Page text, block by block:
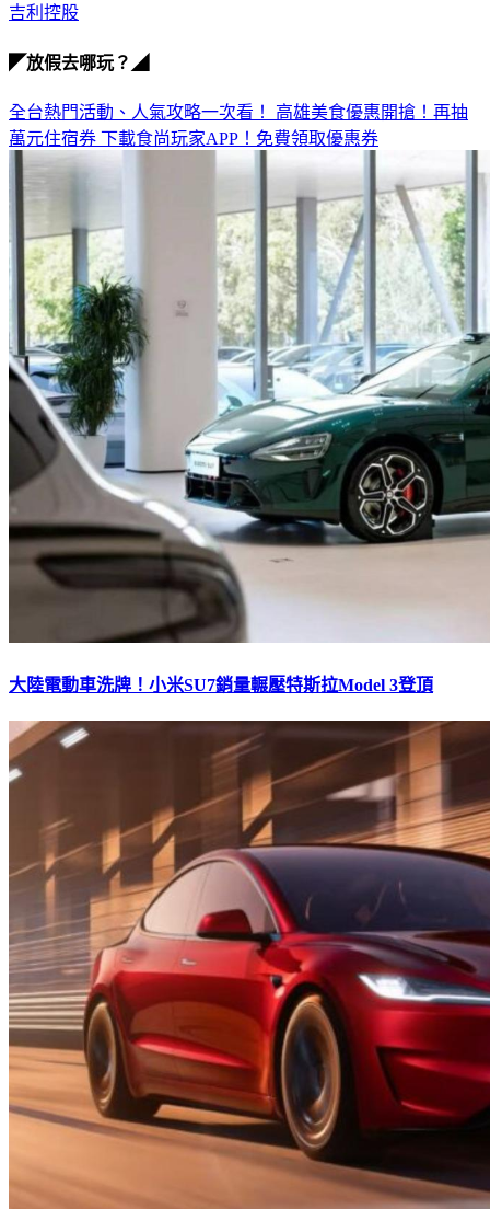
吉利控股
◤放假去哪玩？◢
全台熱門活動、人氣攻略一次看！ 高雄美食優惠開搶！再抽
萬元住宿券 下載食尚玩家APP！免費領取優惠券
大陸電動車洗牌！小米SU7銷量輾壓特斯拉Model 3登頂